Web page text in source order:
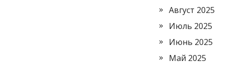
Август 2025
Июль 2025
Июнь 2025
Май 2025